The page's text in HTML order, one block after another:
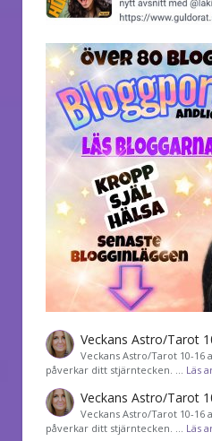
Veckans Astro/Tarot
Veckans Astro/Tarot 10-16
påverkar ditt stjärntecken. … Läs
Veckans Astro/Tarot
Veckans Astro/Tarot 10-16
påverkar ditt stjärntecken. … Läs